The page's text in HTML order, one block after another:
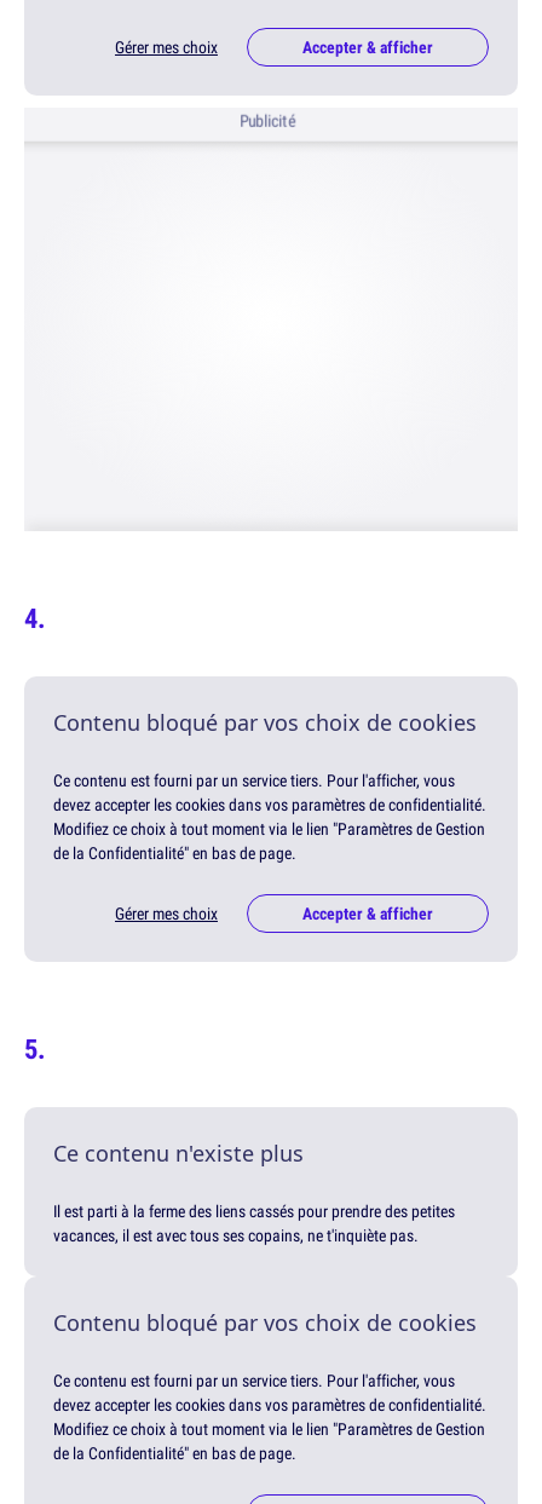
Gérer mes choix Accepter & afficher
Publicité
Contenu bloqué par vos choix de cookies
Ce contenu est fourni par un service tiers. Pour l'afficher, vous
devez accepter les cookies dans vos paramètres de confidentialité.
Modifiez ce choix à tout moment via le lien "Paramètres de Gestion
de la Confidentialité" en bas de page.
Gérer mes choix Accepter & afficher
Ce contenu n'existe plus
Il est parti à la ferme des liens cassés pour prendre des petites
vacances, il est avec tous ses copains, ne t'inquiète pas.
Contenu bloqué par vos choix de cookies
Ce contenu est fourni par un service tiers. Pour l'afficher, vous
devez accepter les cookies dans vos paramètres de confidentialité.
Modifiez ce choix à tout moment via le lien "Paramètres de Gestion
de la Confidentialité" en bas de page.